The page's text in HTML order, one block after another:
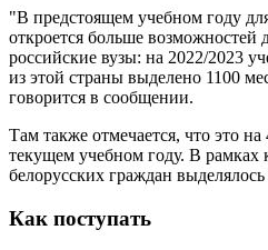
"В предстоящем учебном году
откроется больше возможностей
российские вузы: на 2022/2023
из этой страны выделено 1100
говорится в сообщении.
Там также отмечается, что это
текущем учебном году. В рамках
белорусских граждан выделялось
Как поступать